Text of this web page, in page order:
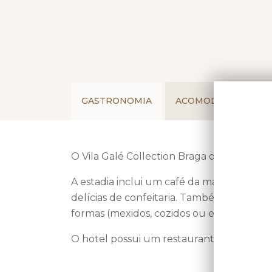
GASTRONOMIA ACOMODAÇÕES
O Vila Galé Collection Braga oferece
A estadia inclui um café da manhã
delícias de confeitaria. Também há
formas (mexidos, cozidos ou estrelados),
O hotel possui um restaurante e um bar.